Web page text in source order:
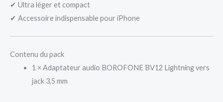
✔ Ultra léger et compact
✔ Accessoire indispensable pour iPhone
Contenu du pack
1 × Adaptateur audio BOROFONE BV12 Lightning vers
jack 3,5 mm